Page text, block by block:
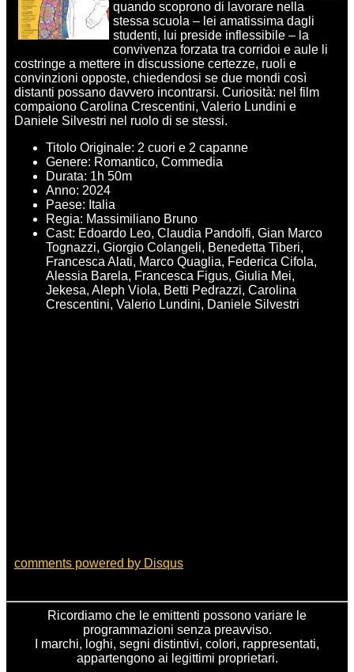
quando scoprono di lavorare nella
stessa scuola – lei amatissima dagli
studenti, lui preside inflessibile – la
convivenza forzata tra corridoi e aule li
costringe a mettere in discussione certezze, ruoli e
convinzioni opposte, chiedendosi se due mondi così
distanti possano davvero incontrarsi. Curiosità: nel film
compaiono Carolina Crescentini, Valerio Lundini e
Daniele Silvestri nel ruolo di se stessi.
Titolo Originale: 2 cuori e 2 capanne
Genere: Romantico, Commedia
Durata: 1h 50m
Anno: 2024
Paese: Italia
Regia: Massimiliano Bruno
Cast: Edoardo Leo, Claudia Pandolfi, Gian Marco
Tognazzi, Giorgio Colangeli, Benedetta Tiberi,
Francesca Alati, Marco Quaglia, Federica Cifola,
Alessia Barela, Francesca Figus, Giulia Mei,
Jekesa, Aleph Viola, Betti Pedrazzi, Carolina
Crescentini, Valerio Lundini, Daniele Silvestri
comments powered by Disqus
Ricordiamo che le emittenti possono variare le
programmazioni senza preavviso.
I marchi, loghi, segni distintivi, colori, rappresentati,
appartengono ai legittimi proprietari.